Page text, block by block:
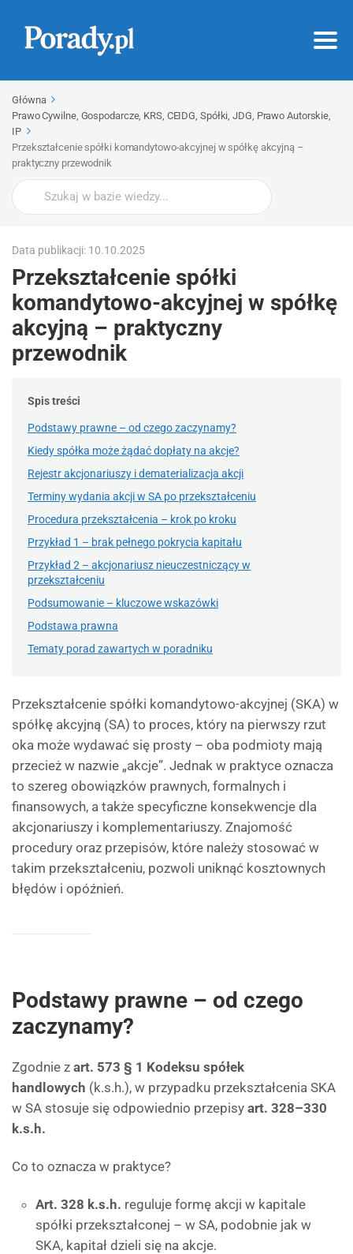
Główna
Prawo Cywilne, Gospodarcze, KRS, CEIDG, Spółki, JDG, Prawo Autorskie,
IP
Przekształcenie spółki komandytowo-akcyjnej w spółkę akcyjną –
praktyczny przewodnik
Wyszukaj
Data publikacji: 10.10.2025
Przekształcenie spółki
komandytowo-akcyjnej w spółkę
akcyjną – praktyczny
przewodnik
Spis treści
Podstawy prawne – od czego zaczynamy?
Kiedy spółka może żądać dopłaty na akcje?
Rejestr akcjonariuszy i dematerializacja akcji
Terminy wydania akcji w SA po przekształceniu
Procedura przekształcenia – krok po kroku
Przykład 1 – brak pełnego pokrycia kapitału
Przykład 2 – akcjonariusz nieuczestniczący w
przekształceniu
Podsumowanie – kluczowe wskazówki
Podstawa prawna
Tematy porad zawartych w poradniku
Przekształcenie spółki komandytowo-akcyjnej (SKA) w
spółkę akcyjną (SA) to proces, który na pierwszy rzut
oka może wydawać się prosty – oba podmioty mają
przecież w nazwie „akcje”. Jednak w praktyce oznacza
to szereg obowiązków prawnych, formalnych i
finansowych, a także specyficzne konsekwencje dla
akcjonariuszy i komplementariuszy. Znajomość
procedury oraz przepisów, które należy stosować w
takim przekształceniu, pozwoli uniknąć kosztownych
błędów i opóźnień.
Podstawy prawne – od czego
zaczynamy?
Zgodnie z art. 573 § 1 Kodeksu spółek
handlowych (k.s.h.), w przypadku przekształcenia SKA
w SA stosuje się odpowiednio przepisy art. 328–330
k.s.h.
Co to oznacza w praktyce?
Art. 328 k.s.h. reguluje formę akcji w kapitale
spółki przekształconej – w SA, podobnie jak w
SKA, kapitał dzieli się na akcje.